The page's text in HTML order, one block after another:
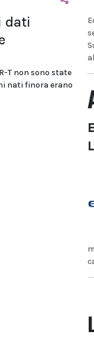
dati
T non sono state
nati finora erano